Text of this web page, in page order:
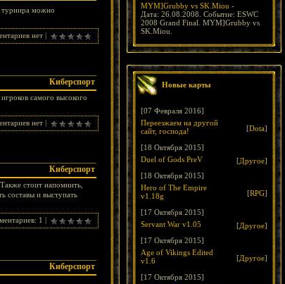
турнира можно
нет |
Киберспорт
самого высокого
нет |
Киберспорт
стоит напомнить,
составы и выступать
1 |
Киберспорт
MYM]Grubby vs SK.Miou -
Дата: 26.08.2008. Событие: ESWC
2008 Grand Final. MYM]Grubby vs
SK.Miou.
Новые карты
[07 Февраля 2016]
Переезжаем на другой
сайт, господа!
[Dota]
[18 Октября 2015]
Duel of Gods PreV
[Другое]
[18 Октября 2015]
Hero of The Empire
v1.18g
[RPG]
[17 Октября 2015]
Servant War v1.05
[Другое]
[17 Октября 2015]
Age of Vikings Edited
v1.6
[Другое]
[17 Октября 2015]